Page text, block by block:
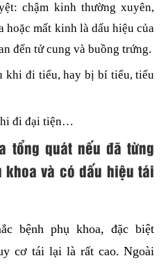
chậm kinh thường xuyên,
hoặc mất kinh là dấu hiệu của
đến tử cung và buồng trứng.
khi đi tiểu, hay bị bí tiểu, tiểu
đi đại tiện…
tổng quát nếu đã từng
và có dấu hiệu tái
bệnh phụ khoa, đặc biệt
cơ tái lại là rất cao. Ngoài